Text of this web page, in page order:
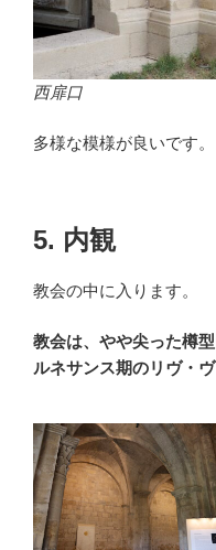
西扉口
多様な模様が良いです。
5. 内観
教会の中に入ります。
教会は、やや尖った樽
ルネサンス期のリヴ・